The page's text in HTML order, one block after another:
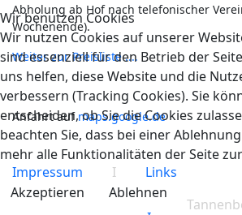
Abholung ab Hof nach telefonischer
Wochenende).
Weiter zur Preisliste ....
Anfahrt aufmaps.google.de
Impressum I Links
Wir benutzen Cookies
Wir nutzen Cookies auf unserer
sind essenziell für den Betrieb der
uns helfen, diese Website und die
verbessern (Tracking Cookies). Sie
entscheiden, ob Sie die Cookies
beachten Sie, dass bei einer
mehr alle Funktionalitäten der Seite
Akzeptieren
Ablehnen